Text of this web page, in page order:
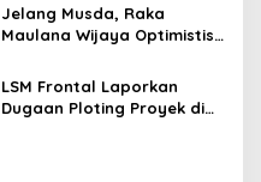
Jelang Musda, Raka
Maulana Wijaya Optimistis
Golkar Kuningan
LSM Frontal Laporkan
Dugaan Ploting Proyek di